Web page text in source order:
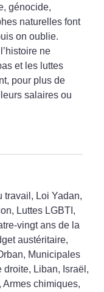
génocide,
naturelles font
on oublie.
ne
et les luttes
pour plus de
salaires ou
travail, Loi Yadan,
Luttes LGBTI,
vingt ans de la
austéritaire,
Municipales
droite, Liban, Israël,
Armes chimiques,